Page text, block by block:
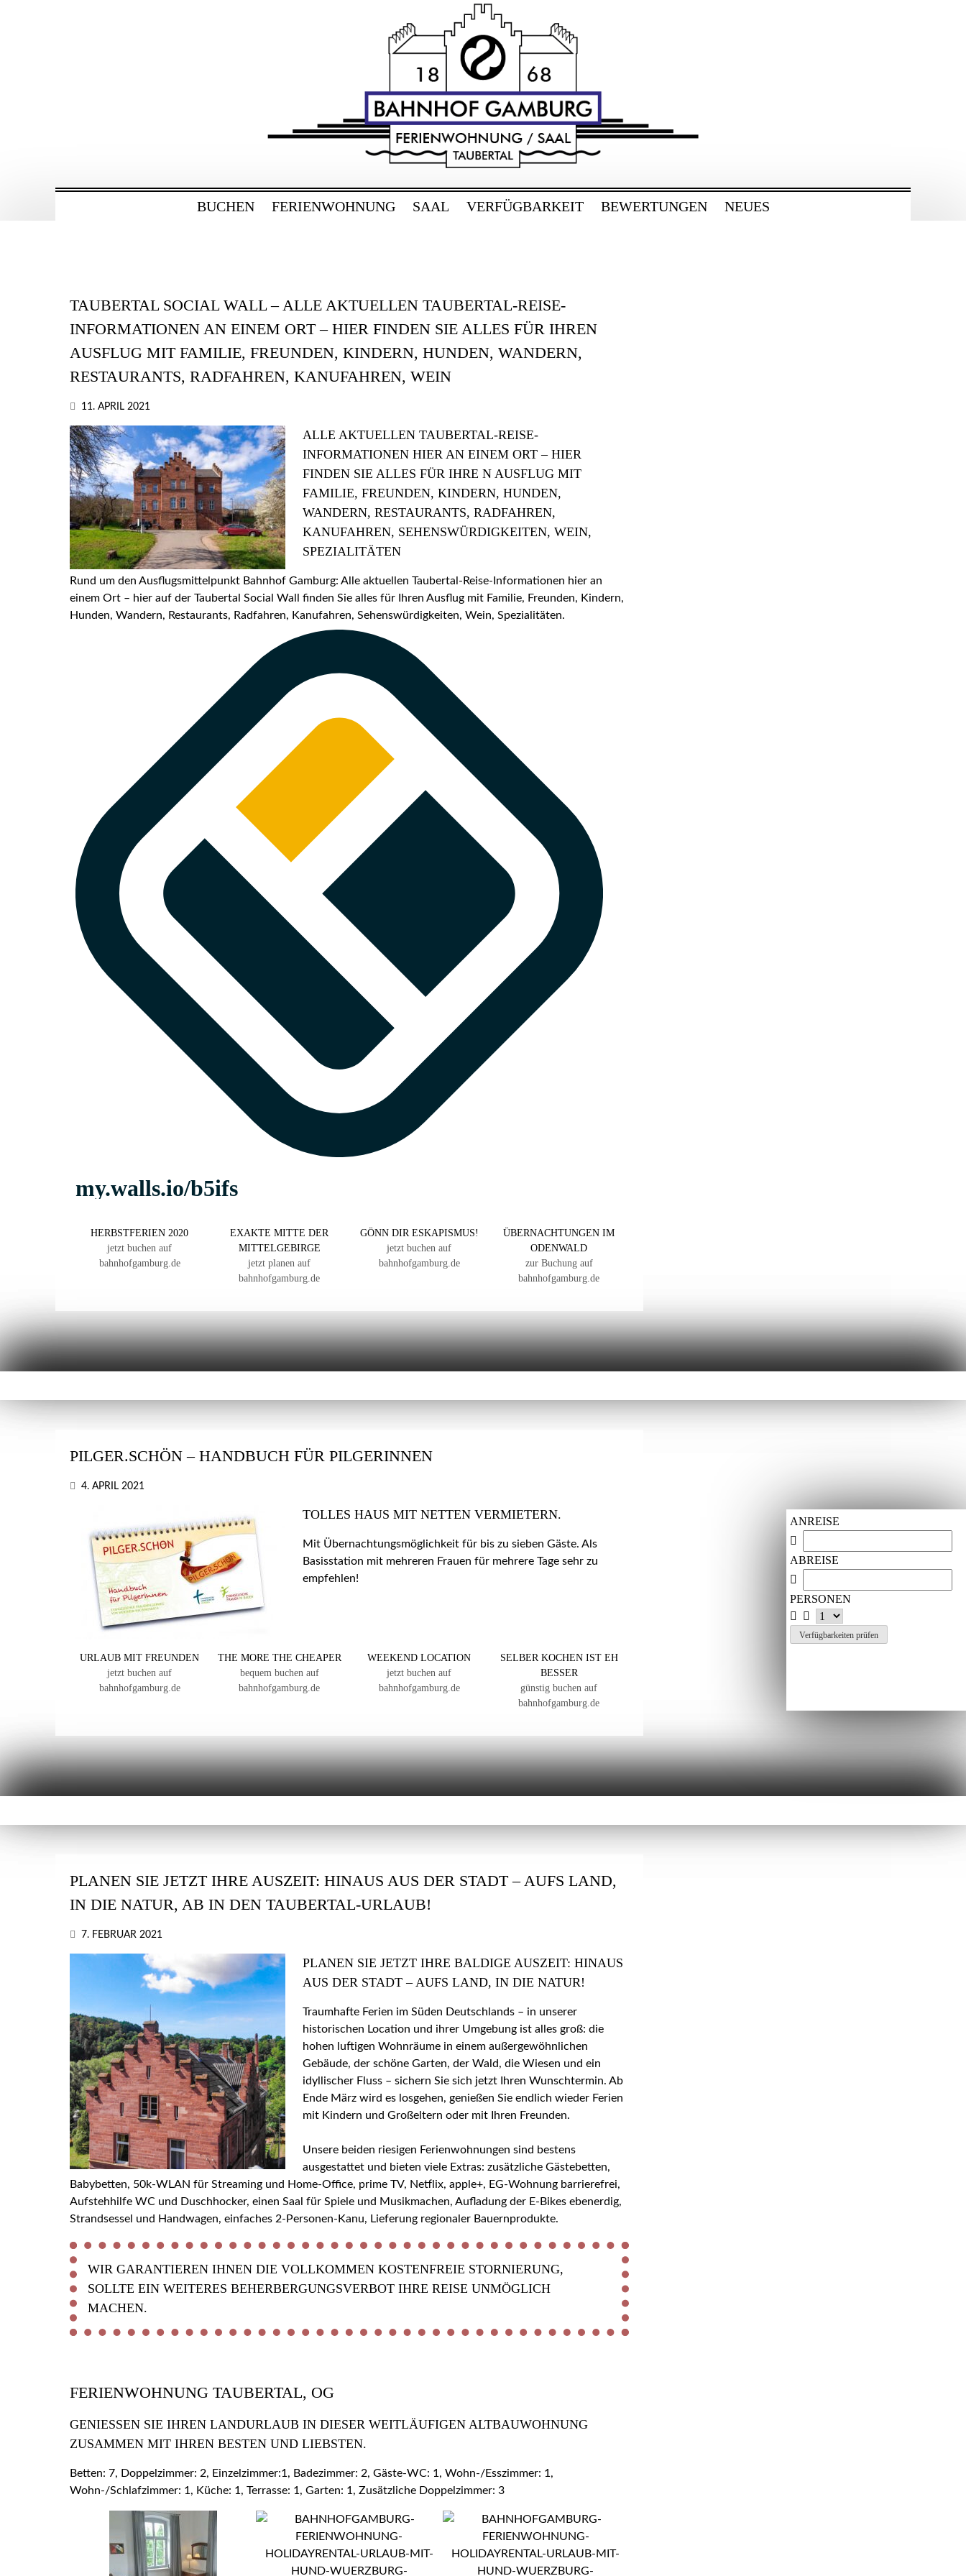
BUCHEN FERIENWOHNUNG SAAL VERFÜGBARKEIT BEWERTUNGEN NEUES
TAUBERTAL SOCIAL WALL – ALLE AKTUELLEN TAUBERTAL-REISE-
INFORMATIONEN AN EINEM ORT – HIER FINDEN SIE ALLES FÜR IHREN
AUSFLUG MIT FAMILIE, FREUNDEN, KINDERN, HUNDEN, WANDERN,
RESTAURANTS, RADFAHREN, KANUFAHREN, WEIN
11. APRIL 2021
ALLE AKTUELLEN TAUBERTAL-REISE-
INFORMATIONEN HIER AN EINEM ORT – HIER
FINDEN SIE ALLES FÜR IHRE N AUSFLUG MIT
FAMILIE, FREUNDEN, KINDERN, HUNDEN,
WANDERN, RESTAURANTS, RADFAHREN,
KANUFAHREN, SEHENSWÜRDIGKEITEN, WEIN,
SPEZIALITÄTEN
Rund um den Ausflugsmittelpunkt Bahnhof Gamburg: Alle aktuellen Taubertal-Reise-Informationen hier an
einem Ort – hier auf der Taubertal Social Wall finden Sie alles für Ihren Ausflug mit Familie, Freunden, Kindern,
Hunden, Wandern, Restaurants, Radfahren, Kanufahren, Sehenswürdigkeiten, Wein, Spezialitäten.
HERBSTFERIEN 2020
jetzt buchen auf
bahnhofgamburg.de
EXAKTE MITTE DER
MITTELGEBIRGE
jetzt planen auf
bahnhofgamburg.de
GÖNN DIR ESKAPISMUS!
jetzt buchen auf
bahnhofgamburg.de
ÜBERNACHTUNGEN IM
ODENWALD
zur Buchung auf
bahnhofgamburg.de
PILGER.SCHÖN – HANDBUCH FÜR PILGERINNEN
4. APRIL 2021
TOLLES HAUS MIT NETTEN VERMIETERN.
Mit Übernachtungsmöglichkeit für bis zu sieben Gäste. Als
Basisstation mit mehreren Frauen für mehrere Tage sehr zu
empfehlen!
URLAUB MIT FREUNDEN
jetzt buchen auf
bahnhofgamburg.de
THE MORE THE CHEAPER
bequem buchen auf
bahnhofgamburg.de
WEEKEND LOCATION
jetzt buchen auf
bahnhofgamburg.de
SELBER KOCHEN IST EH
BESSER
günstig buchen auf
bahnhofgamburg.de
PLANEN SIE JETZT IHRE AUSZEIT: HINAUS AUS DER STADT – AUFS LAND,
IN DIE NATUR, AB IN DEN TAUBERTAL-URLAUB!
7. FEBRUAR 2021
PLANEN SIE JETZT IHRE BALDIGE AUSZEIT: HINAUS
AUS DER STADT – AUFS LAND, IN DIE NATUR!
Traumhafte Ferien im Süden Deutschlands – in unserer
historischen Location und ihrer Umgebung ist alles groß: die
hohen luftigen Wohnräume in einem außergewöhnlichen
Gebäude, der schöne Garten, der Wald, die Wiesen und ein
idyllischer Fluss – sichern Sie sich jetzt Ihren Wunschtermin. Ab
Ende März wird es losgehen, genießen Sie endlich wieder Ferien
mit Kindern und Großeltern oder mit Ihren Freunden.
Unsere beiden riesigen Ferienwohnungen sind bestens
ausgestattet und bieten viele Extras: zusätzliche Gästebetten,
Babybetten, 50k-WLAN für Streaming und Home-Office, prime TV, Netflix, apple+, EG-Wohnung barrierefrei,
Aufstehhilfe WC und Duschhocker, einen Saal für Spiele und Musikmachen, Aufladung der E-Bikes ebenerdig,
Strandsessel und Handwagen, einfaches 2-Personen-Kanu, Lieferung regionaler Bauernprodukte.
WIR GARANTIEREN IHNEN DIE VOLLKOMMEN KOSTENFREIE STORNIERUNG,
SOLLTE EIN WEITERES BEHERBERGUNGSVERBOT IHRE REISE UNMÖGLICH
MACHEN.
FERIENWOHNUNG TAUBERTAL, OG
GENIESSEN SIE IHREN LANDURLAUB IN DIESER WEITLÄUFIGEN ALTBAUWOHNUNG Z
USAMMEN MIT IHREN BESTEN UND LIEBSTEN.
Betten: 7, Doppelzimmer: 2, Einzelzimmer:1, Badezimmer: 2, Gäste-WC: 1, Wohn-/Esszimmer: 1,
Wohn-/Schlafzimmer: 1, Küche: 1, Terrasse: 1, Garten: 1, Zusätzliche Doppelzimmer: 3
ANREISE
ABREISE
PERSONEN
Verfügbarkeiten prüfen